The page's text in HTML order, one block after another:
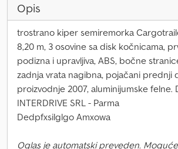
Opis
trostrano kiper semiremorka
8,20 m, 3 osovine sa disk kočnicama,
podizna i upravljiva, ABS, bočne
zadnja vrata nagibna, pojačani prednji
proizvodnje 2007, aluminijumske felne.
INTERDRIVE SRL - Parma
Dedpfxsilglgo Amxowa
Oglas je automatski preveden.